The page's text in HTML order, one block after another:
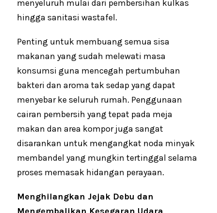
menyeluruh mulai dari pembersihan kulkas
hingga sanitasi wastafel.
Penting untuk membuang semua sisa
makanan yang sudah melewati masa
konsumsi guna mencegah pertumbuhan
bakteri dan aroma tak sedap yang dapat
menyebar ke seluruh rumah. Penggunaan
cairan pembersih yang tepat pada meja
makan dan area kompor juga sangat
disarankan untuk mengangkat noda minyak
membandel yang mungkin tertinggal selama
proses memasak hidangan perayaan.
Menghilangkan Jejak Debu dan